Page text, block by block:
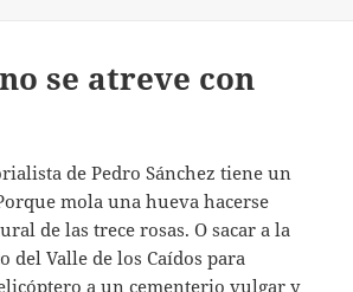
se atreve con
de Pedro Sánchez tiene un
mola una hueva hacerse
de las trece rosas. O sacar a la
del Valle de los Caídos para
a un cementerio vulgar y